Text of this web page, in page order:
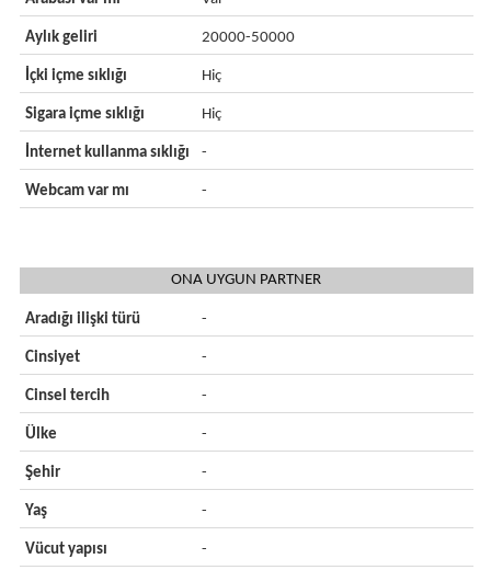
Aylık geliri 20000-50000
İçki içme sıklığı Hiç
Sigara içme sıklığı Hiç
İnternet kullanma sıklığı -
Webcam var mı -
ONA UYGUN PARTNER
Aradığı ilişki türü -
Cinsiyet -
Cinsel tercih -
Ülke -
Şehir -
Yaş -
Vücut yapısı -